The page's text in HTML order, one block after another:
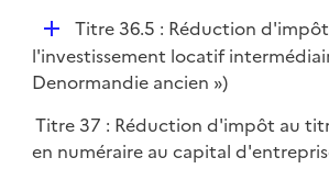
e
r
D
é
p
i
e
Titre 36.5 : Réduction
l'investissement locatif
Denormandie ancien »)
Titre 37 : Réduction d'impôt au
en numéraire au capital